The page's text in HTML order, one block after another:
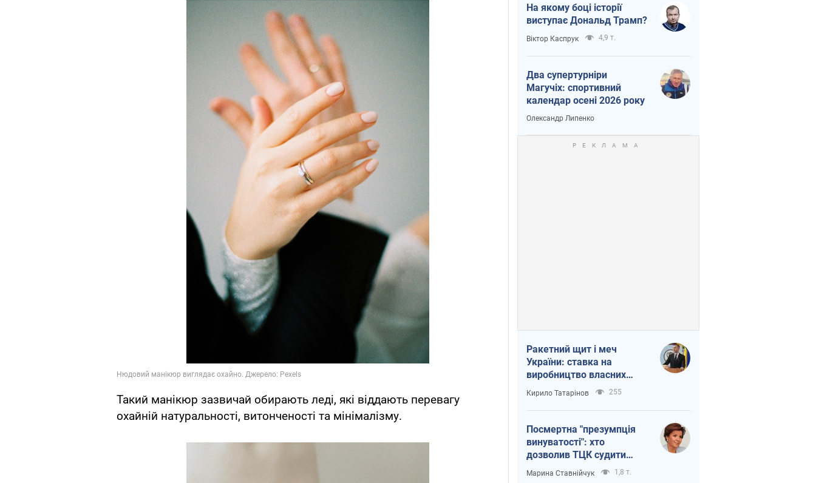
Такий манікюр зазвичай обирають леді, які віддають перевагу
охайній натуральності, витонченості та мінімалізму.
На якому боці історії
виступає Дональд Трамп?
Віктор Каспрук 4,9 т.
Два супертурніри
Магучіх: спортивний
календар осені 2026 року
Олександр Липенко
Ракетний щит і меч
України: ставка на
виробництво власних
ракет
Кирило Татарінов 255
Посмертна "презумпція
винуватості": хто
дозволив ТЦК судити
загиблих захисників
Марина Ставнійчук 1,8 т.